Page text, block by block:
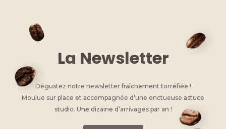
La Newsletter
Dégustez notre newsletter fraîchement torréfiée !
Moulue sur place et accompagnée d’une onctueuse astuce
studio. Une dizaine d’arrivages par an !